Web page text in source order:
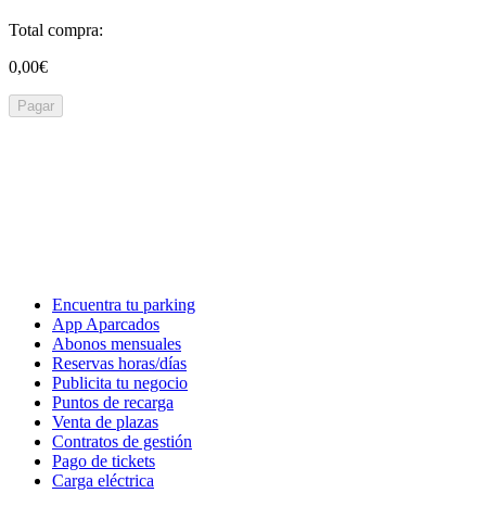
Total compra:
0,00€
Pagar
Encuentra tu parking
App Aparcados
Abonos mensuales
Reservas horas/días
Publicita tu negocio
Puntos de recarga
Venta de plazas
Contratos de gestión
Pago de tickets
Carga eléctrica